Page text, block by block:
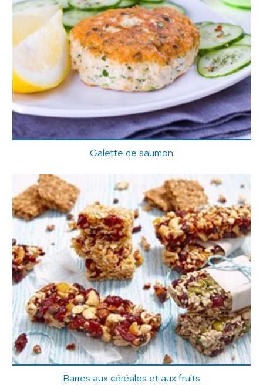
Galette de saumon
Barres aux céréales et aux fruits